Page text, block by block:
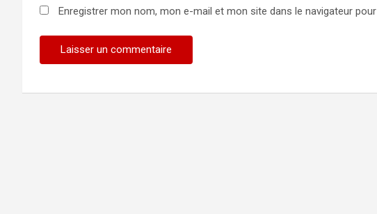
Enregistrer mon nom, mon e-mail et mon site dans le navigateur